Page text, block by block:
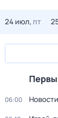
24 июл, пт
06:00 Новости